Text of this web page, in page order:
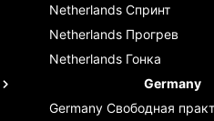
Netherlands Спринт
Netherlands Прогрев
Netherlands Гонка
Germany
Germany Свободная